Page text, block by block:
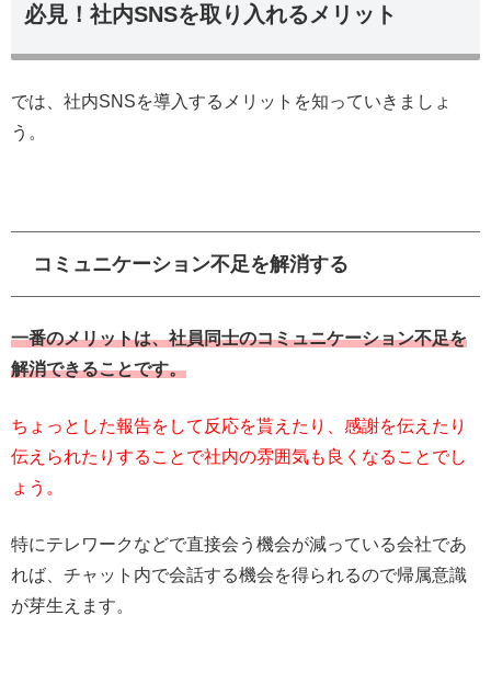
必見！社内SNSを取り入れるメリット
では、社内SNSを導入するメリットを知っていきましょ
う。
コミュニケーション不足を解消する
一番のメリットは、社員同士のコミュニケーション不足を
解消できることです。
ちょっとした報告をして反応を貰えたり、感謝を伝えたり
伝えられたりすることで社内の雰囲気も良くなることでし
ょう。
特にテレワークなどで直接会う機会が減っている会社であ
れば、チャット内で会話する機会を得られるので帰属意識
が芽生えます。